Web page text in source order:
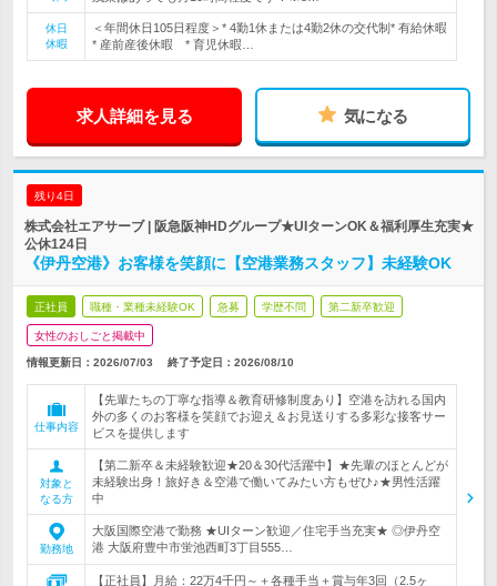
休日
休暇
＜年間休日105日程度＞* 4勤1休または4勤2休の交代制* 有給休暇
* 産前産後休暇 * 育児休暇…
求人詳細を見る 気になる
残り4日
株式会社エアサーブ | 阪急阪神HDグループ★UIターンOK＆福利厚生充実★
公休124日
《伊丹空港》お客様を笑顔に【空港業務スタッフ】未経験OK
正社員 職種・業種未経験OK 急募 学歴不問 第二新卒歓迎
女性のおしごと掲載中
情報更新日：2026/07/03 終了予定日： 2026/08/10
仕事内容
【先輩たちの丁寧な指導＆教育研修制度あり】空港を訪れる国内
外の多くのお客様を笑顔でお迎え＆お見送りする多彩な接客サー
ビスを提供します
対象と
なる方
【第二新卒＆未経験歓迎★20＆30代活躍中】★先輩のほとんどが
未経験出身！旅好き＆空港で働いてみたい方もぜひ♪★男性活躍
中
勤務地
大阪国際空港で勤務 ★UIターン歓迎／住宅手当充実★ ◎伊丹空
港 大阪府豊中市蛍池西町3丁目555…
【正社員】月給：22万4千円～＋各種手当＋賞与年3回（2.5ヶ